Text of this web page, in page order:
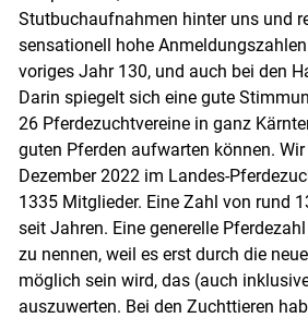
Stutbuchaufnahmen hinter uns und
sensationell hohe
voriges Jahr 130, und auch bei den
Darin spiegelt sich eine gute
26 Pferdezuchtvereine in ganz
guten Pferden aufwarten können.
Dezember 2022 im Landes-
1335 Mitglieder. Eine Zahl von rund
seit Jahren. Eine generelle
zu nennen, weil es erst durch die
möglich sein wird, das (auch
auszuwerten. Bei den Zuchttieren